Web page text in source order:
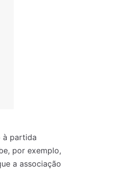
à partida
por exemplo,
a associação